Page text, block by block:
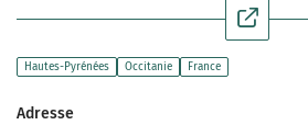
Hautes-Pyrénées Occitanie France
Adresse